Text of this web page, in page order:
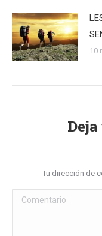
10
Tu dirección de
Comentario